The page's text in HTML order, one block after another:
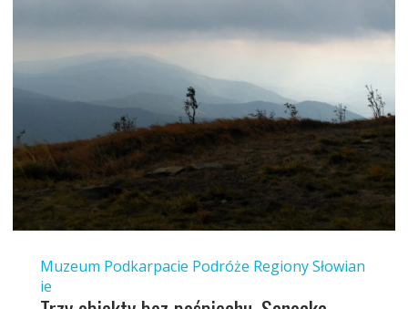
Muzeum Podkarpacie Podróże RegionySłowian
ie